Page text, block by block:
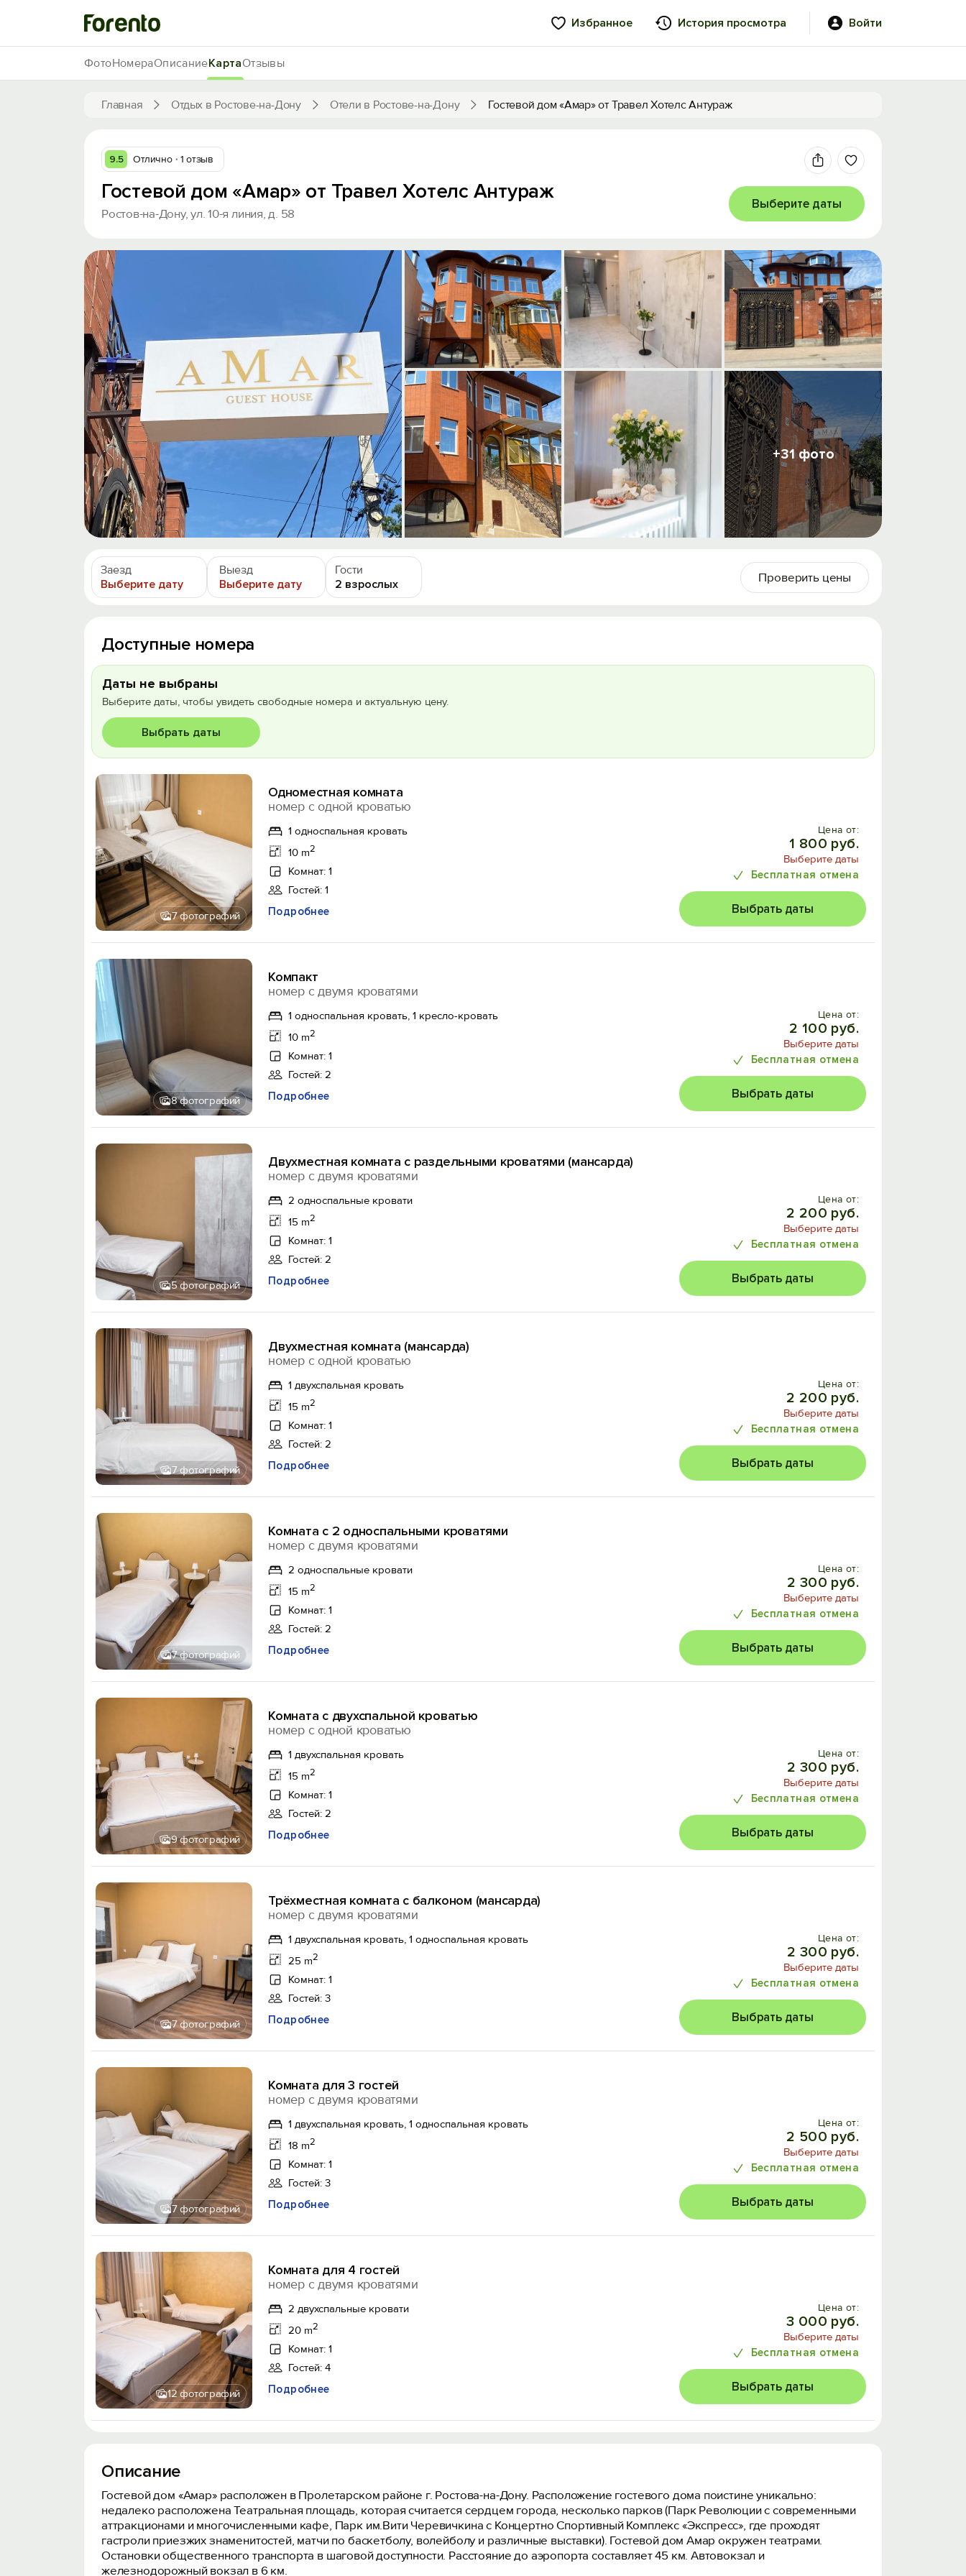
Избранное История просмотра Войти
Главная Отдых в Ростове-на-Дону Отели в Ростове-на-Дону Гостевой дом «Амар» от Травел Хотелс Антураж
ФотоНомераОписаниеКартаОтзывы
+31 фото
9.5 Отлично 1 отзыв
Гостевой дом «Амар» от Травел Хотелс Антураж
Ростов-на-Дону, ул. 10-я линия, д. 58
Выберите даты
Заезд
Выберите дату
Выезд
Выберите дату
Гости
2 взрослых
Проверить цены
Доступные номера
Даты не выбраны
Выберите даты, чтобы увидеть свободные номера и актуальную цену.
Выбрать даты
7 фотографий
Одноместная комната
номер с одной кроватью
1 односпальная кровать
10 m2
Комнат: 1
Гостей: 1
Подробнее
Цена от:
1 800 руб.
Выберите даты
Бесплатная отмена
Выбрать даты
8 фотографий
Компакт
номер с двумя кроватями
1 односпальная кровать, 1 кресло-кровать
10 m2
Комнат: 1
Гостей: 2
Подробнее
Цена от:
2 100 руб.
Выберите даты
Бесплатная отмена
Выбрать даты
5 фотографий
Двухместная комната с раздельными кроватями (мансарда)
номер с двумя кроватями
2 односпальные кровати
15 m2
Комнат: 1
Гостей: 2
Подробнее
Цена от:
2 200 руб.
Выберите даты
Бесплатная отмена
Выбрать даты
7 фотографий
Двухместная комната (мансарда)
номер с одной кроватью
1 двухспальная кровать
15 m2
Комнат: 1
Гостей: 2
Подробнее
Цена от:
2 200 руб.
Выберите даты
Бесплатная отмена
Выбрать даты
7 фотографий
Комната с 2 односпальными кроватями
номер с двумя кроватями
2 односпальные кровати
15 m2
Комнат: 1
Гостей: 2
Подробнее
Цена от:
2 300 руб.
Выберите даты
Бесплатная отмена
Выбрать даты
9 фотографий
Комната с двухспальной кроватью
номер с одной кроватью
1 двухспальная кровать
15 m2
Комнат: 1
Гостей: 2
Подробнее
Цена от:
2 300 руб.
Выберите даты
Бесплатная отмена
Выбрать даты
7 фотографий
Трёхместная комната с балконом (мансарда)
номер с двумя кроватями
1 двухспальная кровать, 1 односпальная кровать
25 m2
Комнат: 1
Гостей: 3
Подробнее
Цена от:
2 300 руб.
Выберите даты
Бесплатная отмена
Выбрать даты
7 фотографий
Комната для 3 гостей
номер с двумя кроватями
1 двухспальная кровать, 1 односпальная кровать
18 m2
Комнат: 1
Гостей: 3
Подробнее
Цена от:
2 500 руб.
Выберите даты
Бесплатная отмена
Выбрать даты
12 фотографий
Комната для 4 гостей
номер с двумя кроватями
2 двухспальные кровати
20 m2
Комнат: 1
Гостей: 4
Подробнее
Цена от:
3 000 руб.
Выберите даты
Бесплатная отмена
Выбрать даты
Описание
Гостевой дом «Амар» расположен в Пролетарском районе г. Ростова-на-Дону. Расположение гостевого дома поистине уникально:
недалеко расположена Театральная площадь, которая считается сердцем города, несколько парков (Парк Революции с современными
аттракционами и многочисленными кафе, Парк им.Вити Черевичкина с Концертно Спортивный Комплекс «Экспресс», где проходят
гастроли приезжих знаменитостей, матчи по баскетболу, волейболу и различные выставки). Гостевой дом Амар окружен театрами.
Остановки общественного транспорта в шаговой доступности. Расстояние до аэропорта составляет 45 км. Автовокзал и
железнодорожный вокзал в 6 км.